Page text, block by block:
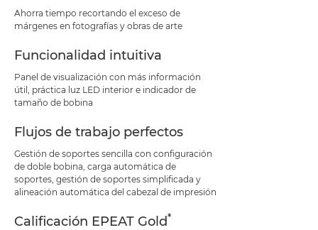
Ahorra tiempo recortando el exceso de
márgenes en fotografías y obras de arte
Funcionalidad intuitiva
Panel de visualización con más información
útil, práctica luz LED interior e indicador de
tamaño de bobina
Flujos de trabajo perfectos
Gestión de soportes sencilla con configuración
de doble bobina, carga automática de
soportes, gestión de soportes simplificada y
alineación automática del cabezal de impresión
Calificación EPEAT Gold*